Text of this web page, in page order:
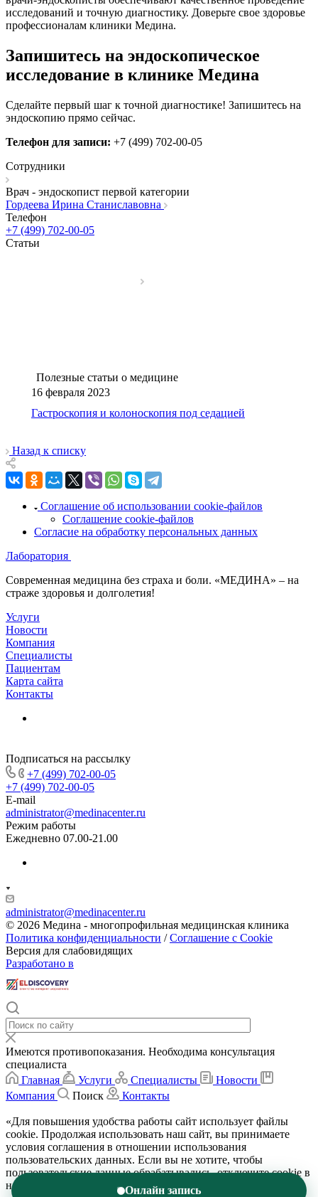
исследований и точную диагностику. Доверьте свое здоровье
профессионалам клиники Медина.
Запишитесь на эндоскопическое
исследование в клинике Медина
Сделайте первый шаг к точной диагностике! Запишитесь на
эндоскопию прямо сейчас.
Телефон для записи: +7 (499) 702-00-05
Сотрудники
Врач - эндоскопист первой категории
Гордеева Ирина Станиславовна
Телефон
+7 (499) 702-00-05
Статьи
Полезные статьи о медицине
16 февраля 2023
Гастроскопия и колоноскопия под седацией
Назад к списку
Соглашение об использовании cookie-файлов
Соглашение cookie-файлов
Согласие на обработку персональных данных
Лаборатория
Современная медицина без страха и боли. «МЕДИНА» – на
страже здоровья и долголетия!
Услуги
Новости
Компания
Специалисты
Пациентам
Карта сайта
Контакты
Подписаться на рассылку
+7 (499) 702-00-05
+7 (499) 702-00-05
E-mail
administrator@medinacenter.ru
Режим работы
Ежедневно 07.00-21.00
administrator@medinacenter.ru
© 2026 Медина - многопрофильная медицинская клиника
Политика конфиденциальности /Соглашение с Cookie
Версия для слабовидящих
Разработано в
Имеются противопоказания. Необходима консультация
специалиста
Главная
Услуги Специалисты
Новости
Компания
Поиск Контакты
Онлайн запись
«Для повышения удобства работы сайт использует файлы
cookie. Продолжая использовать наш сайт, вы принимаете
условия соглашения в отношении использования
пользовательских данных. Если вы не хотите, чтобы
пользовательские данные обрабатывались, отключите cookie в
настройках браузера.» Подробнее